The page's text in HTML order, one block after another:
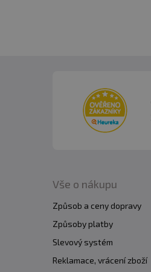
JE KRE-ALKALYN
Kreatin může
ženám, zejména
Vše o nákupu
Způsob a ceny dopravy
Způsoby platby
Slevový systém
Reklamace, vrácení zboží